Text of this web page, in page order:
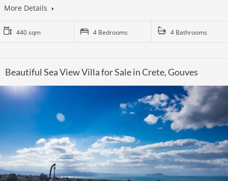
More Details
440 sqm 4 Bedrooms 4 Bathrooms
Beautiful Sea View Villa for Sale in Crete, Gouves